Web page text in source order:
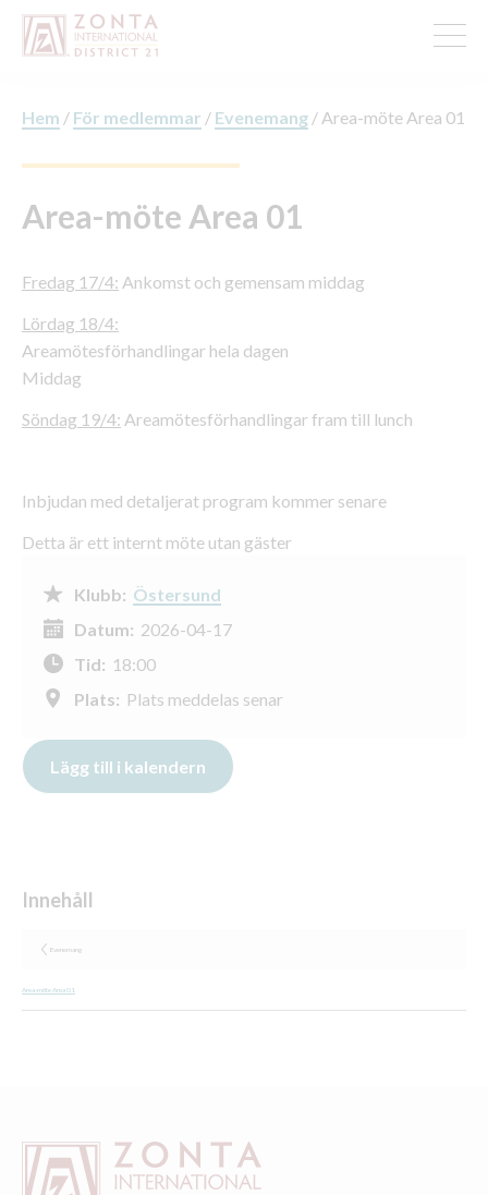
Hem / För medlemmar / Evenemang / Area-möte Area 01
Evenemang
Area-möte Area 01
Area-möte Area 01
Fredag 17/4: Ankomst och gemensam middag
Lördag 18/4:
Areamötesförhandlingar hela dagen
Middag
Söndag 19/4: Areamötesförhandlingar fram till lunch
Inbjudan med detaljerat program kommer senare
Detta är ett internt möte utan gäster
Klubb: Östersund
Datum: 2026-04-17
Tid: 18:00
Plats: Plats meddelas senar